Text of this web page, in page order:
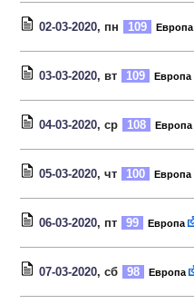
02-03-2020, пн 109 Европа
03-03-2020, вт 109 Европа
04-03-2020, ср 108 Европа
05-03-2020, чт 100 Европа
06-03-2020, пт 99 Европа
07-03-2020, сб 98 Европа